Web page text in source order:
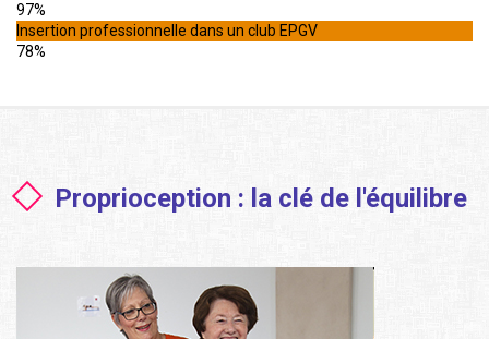
97%
Insertion professionnelle dans un club EPGV
78%
Proprioception : la clé de l'équilibre